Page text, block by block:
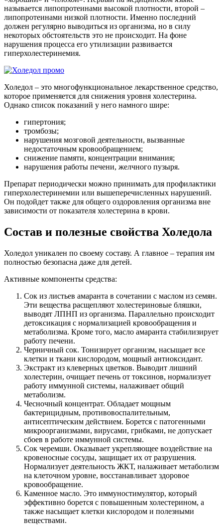
называется липопротеинами высокой плотности, второй –
липопротеинами низкой плотности. Именно последний
должен регулярно выводиться из организма, но в силу
некоторых обстоятельств это не происходит. На фоне
нарушения процесса его утилизации развивается
гиперхолестеринемия.
Холедол – это многофункциональное лекарственное средство,
которое применяется для снижения уровня холестерина.
Однако список показаний у него намного шире:
гипертония;
тромбозы;
нарушения мозговой деятельности, вызванные
недостаточным кровообращением;
снижение памяти, концентрации внимания;
нарушения работы печени, желчного пузыря.
Препарат периодически можно принимать для профилактики
гиперхолестеринемии или вышеперечисленных нарушений.
Он подойдет также для общего оздоровления организма вне
зависимости от показателя холестерина в крови.
Состав и полезные свойства Холедола
Холедол уникален по своему составу. А главное – терапия им
полностью безопасна даже для детей.
Активные компоненты средства:
Сок из листьев амаранта в сочетании с маслом из семян.
Эти вещества расщепляют холестериновые бляшки,
выводят ЛПНП из организма. Параллельно происходит
детоксикация с нормализацией кровообращения и
метаболизма. Кроме того, масло амаранта стабилизирует
работу печени.
Черничный сок. Тонизирует организм, насыщает все
клетки и ткани кислородом, мощный антиоксидант.
Экстракт из клеверных цветков. Выводит лишний
холестерин, очищает печень от токсинов, нормализует
работу иммунной системы, налаживает общий
метаболизм.
Чесночный концентрат. Обладает мощным
бактерицидным, противовоспалительным,
антисептическим действием. Борется с патогенными
микроорганизмами, вирусами, грибками, не допускает
сбоев в работе иммунной системы.
Сок черемши. Оказывает укрепляющее воздействие на
кровеносные сосуды, защищает их от разрушения.
Нормализует деятельность ЖКТ, налаживает метаболизм
на клеточном уровне, восстанавливает здоровое
кровообращение.
Каменное масло. Это иммуностимулятор, который
эффективно борется с повышенным холестерином, а
также насыщает клетки кислородом и полезными
веществами.